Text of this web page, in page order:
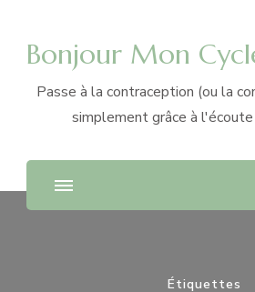
Bonjour Mon
Passe à la contraception (ou la
simplement grâce à
Étiquettes